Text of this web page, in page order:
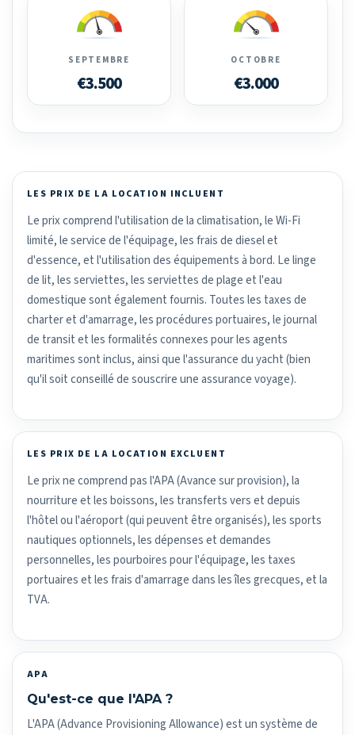
SEPTEMBRE
€3.500
OCTOBRE
€3.000
LES PRIX DE LA LOCATION INCLUENT
Le prix comprend l'utilisation de la climatisation, le Wi-Fi
limité, le service de l'équipage, les frais de diesel et
d'essence, et l'utilisation des équipements à bord. Le linge
de lit, les serviettes, les serviettes de plage et l'eau
domestique sont également fournis. Toutes les taxes de
charter et d'amarrage, les procédures portuaires, le journal
de transit et les formalités connexes pour les agents
maritimes sont inclus, ainsi que l'assurance du yacht (bien
qu'il soit conseillé de souscrire une assurance voyage).
LES PRIX DE LA LOCATION EXCLUENT
Le prix ne comprend pas l'APA (Avance sur provision), la
nourriture et les boissons, les transferts vers et depuis
l'hôtel ou l'aéroport (qui peuvent être organisés), les sports
nautiques optionnels, les dépenses et demandes
personnelles, les pourboires pour l'équipage, les taxes
portuaires et les frais d'amarrage dans les îles grecques, et la
TVA.
APA
Qu'est-ce que l'APA ?
L'APA (Advance Provisioning Allowance) est un système de